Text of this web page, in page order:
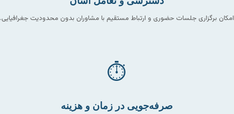
امکان برگزاری جلسات حضوری و ارتباط مستقیم با مشاوران بدون محدودیت جغرافیایی.
⏱️
صرفه‌جویی در زمان و هزینه